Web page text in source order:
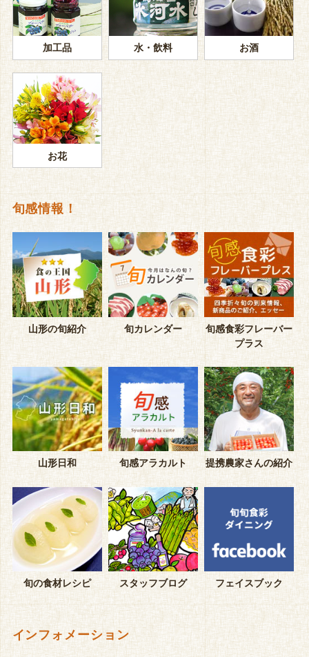
加工品 水・飲料 お酒
お花
旬感情報！
山形の旬紹介 旬カレンダー
旬感食彩フレーバー
プラス
山形日和 旬感アラカルト 提携農家さんの紹介
旬の食材レシピ スタッフブログ フェイスブック
インフォメーション